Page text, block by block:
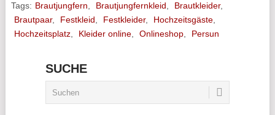
Tags: Brautjungfern Brautjungfernkleid Brautkleider,
Brautpaar, Festkleid Festkleider, Hochzeitsgäste,
Hochzeitsplatz, Kleider online, Onlineshop, Persun
SUCHE